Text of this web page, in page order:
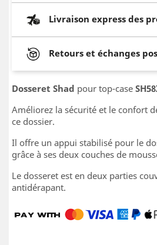
Livraison express des
Retours et échanges
Dosseret Shad pour top-case
Améliorez la sécurité et le confort
ce dossier.
Il offre un appui stabilisé pour le
grâce à ses deux couches de
Le dosseret est en deux parties
antidérapant.